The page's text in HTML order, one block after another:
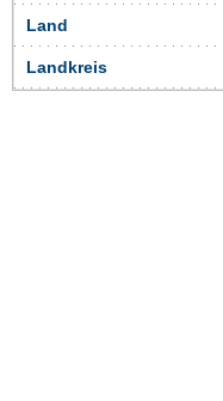
Land
Landkreis